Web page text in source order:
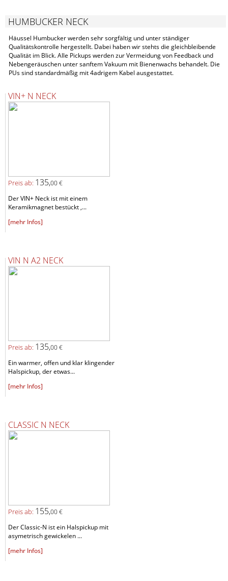
HUMBUCKER NECK
Häussel Humbucker werden sehr sorgfältig und unter ständiger
Qualitätskontrolle hergestellt. Dabei haben wir stehts die gleichbleibende
Qualität im Blick. Alle Pickups werden zur Vermeidung von Feedback und
Nebengeräuschen unter sanftem Vakuum mit Bienenwachs behandelt. Die
PUs sind standardmäßig mit 4adrigem Kabel ausgestattet.
VIN+ N NECK
Preis ab: 135,00 €
Der VIN+ Neck ist mit einem
Keramikmagnet bestückt ,...
[mehr Infos]
VIN N A2 NECK
Preis ab: 135,00 €
Ein warmer, offen und klar klingender
Halspickup, der etwas...
[mehr Infos]
CLASSIC N NECK
Preis ab: 155,00 €
Der Classic-N ist ein Halspickup mit
asymetrisch gewickelen ...
[mehr Infos]